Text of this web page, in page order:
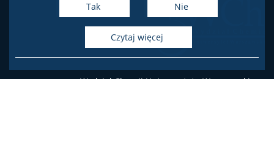
Tak Nie
czytaj więcej
Wydział Chemii Uniwersytetu Warszawskiego